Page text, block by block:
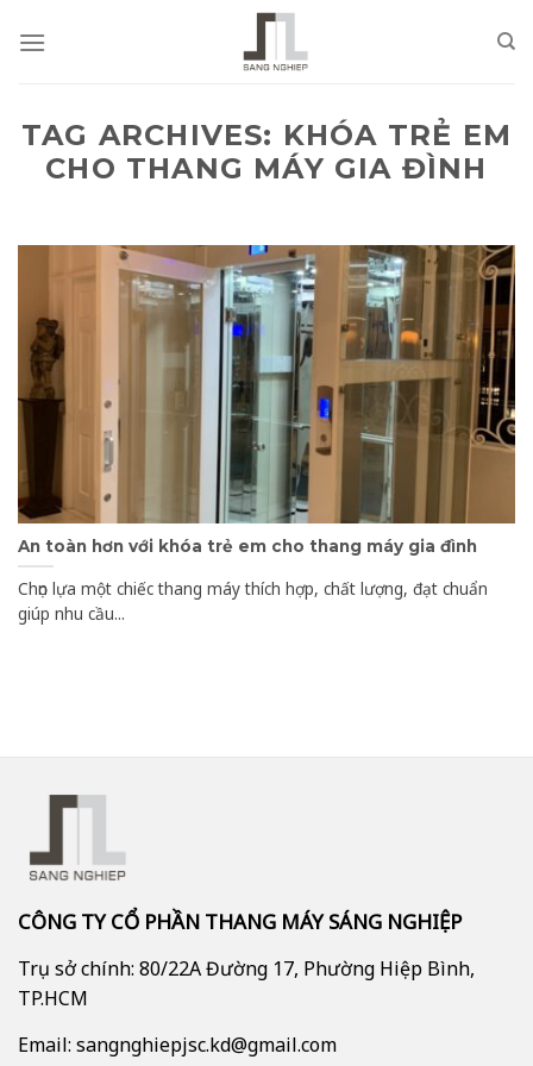
TAG ARCHIVES: KHÓA TRẺ EM
CHO THANG MÁY GIA ĐÌNH
An toàn hơn với khóa trẻ em cho thang máy gia đình
Chọn lựa một chiếc thang máy thích hợp, chất lượng, đạt chuẩn
giúp nhu cầu...
CÔNG TY CỔ PHẦN THANG MÁY SÁNG NGHIỆP
Trụ sở chính: 80/22A Đường 17, Phường Hiệp Bình,
TP.HCM
Email: sangnghiepjsc.kd@gmail.com